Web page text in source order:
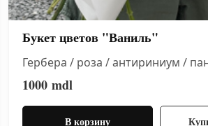
Букет цветов "Ваниль"
Гербера / роза / антириниум /
1000 mdl
В корзину